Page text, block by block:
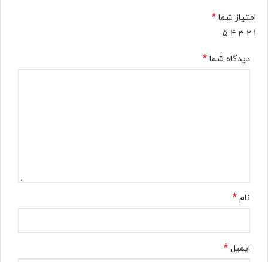
امتیاز شما *
1
2
3
4
5
دیدگاه شما *
نام *
ایمیل *